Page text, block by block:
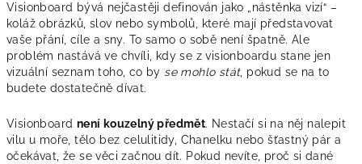
Visionboard bývá nejčastěji definován jako „nástěnka vizí“ –
koláž obrázků, slov nebo symbolů, které mají představovat
vaše přání, cíle a sny. To samo o sobě není špatně. Ale
problém nastává ve chvíli, kdy se z visionboardu stane jen
vizuální seznam toho, co by se mohlo stát, pokud se na to
budete dostatečně dívat.
Visionboard není kouzelný předmět. Nestačí si na něj nalepit
vilu u moře, tělo bez celulitidy, Chanelku nebo šťastný pár a
očekávat, že se věci začnou dít. Pokud nevíte, proč si dané